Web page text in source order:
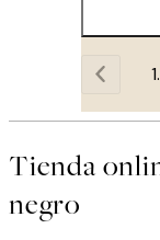
Tienda
negro